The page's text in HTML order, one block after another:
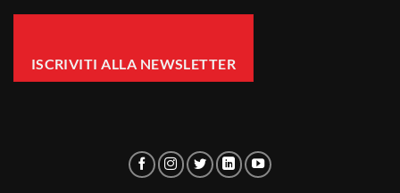
ISCRIVITI ALLA NEWSLETTER